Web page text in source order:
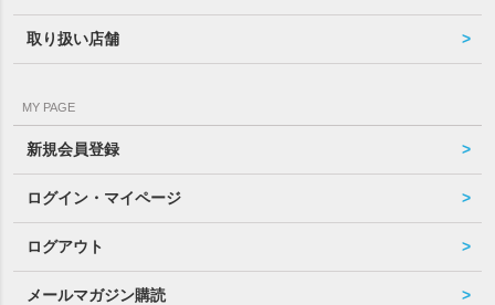
取り扱い店舗
MY PAGE
新規会員登録
ログイン・マイページ
ログアウト
メールマガジン購読